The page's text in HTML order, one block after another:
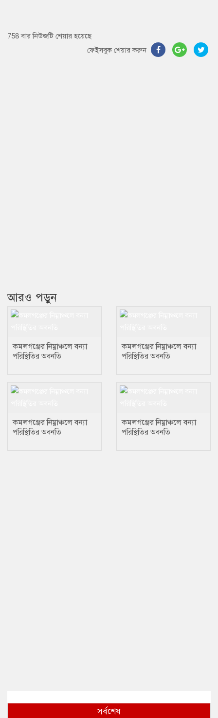
758 বার নিউজটি শেয়ার হয়েছে
ফেইসবুক শেয়ার করুন
আরও পড়ুন
কমলগঞ্জের নিম্নাঞ্চলে বন্যা
পরিস্থিতির অবনতি
কমলগঞ্জের নিম্নাঞ্চলে বন্যা
পরিস্থিতির অবনতি
কমলগঞ্জের নিম্নাঞ্চলে বন্যা
পরিস্থিতির অবনতি
কমলগঞ্জের নিম্নাঞ্চলে বন্যা
পরিস্থিতির অবনতি
সর্বশেষ